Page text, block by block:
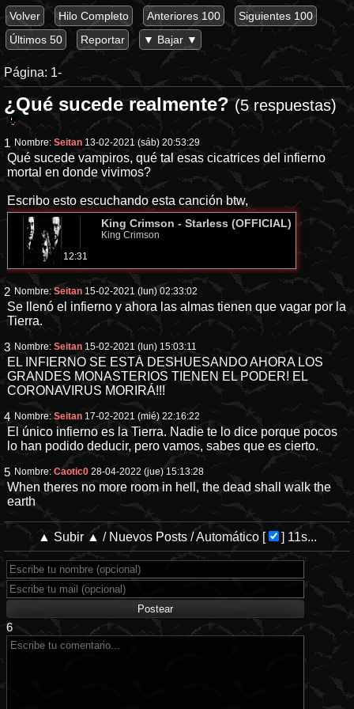
Volver Hilo Completo Anteriores 100
Siguientes 100
Últimos 50
Reportar ▼ Bajar ▼
Página: 1-
¿Qué sucede realmente?(5 respuestas)
1 Nombre:Seitan 13-02-2021 (sáb) 20:53:29
Qué sucede vampiros, qué tal esas cicatrices del infierno
mortal en donde vivimos?
Escribo esto escuchando esta canción btw,
12:31
King Crimson - Starless (OFFICIAL)
King Crimson
2 Nombre:Seitan 15-02-2021 (lun) 02:33:02
Se llenó el infierno y ahora las almas tienen que vagar por la
Tierra.
3 Nombre:Seitan 15-02-2021 (lun) 15:03:11
EL INFIERNO SE ESTÁ DESHUESANDO AHORA LOS
GRANDES MONASTERIOS TIENEN EL PODER! EL
CORONAVIRUS MORIRÁ!!!
4 Nombre:Seitan 17-02-2021 (mié) 22:16:22
El único infierno es la Tierra. Nadie te lo dice porque pocos
lo han podido deducir, pero vamos, sabes que es cierto.
5 Nombre:Caotic0 28-04-2022 (jue) 15:13:28
When theres no more room in hell, the dead shall walk the
earth
▲ Subir ▲ / Nuevos Posts/Automático[ ] 11s...
6